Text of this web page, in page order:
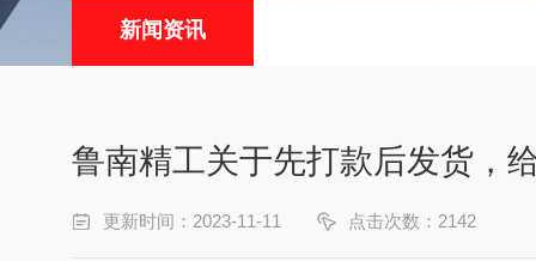
新闻资讯
鲁南精工关于先打款后发货，
更新时间：2023-11-11 点击次数：2142